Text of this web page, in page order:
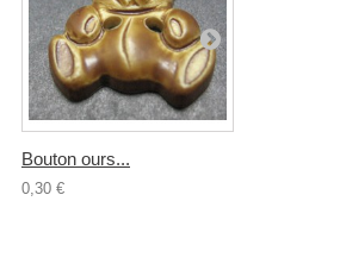
Bouton ours...
0,30 €